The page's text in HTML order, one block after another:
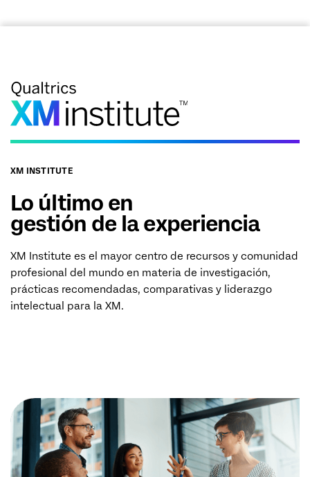
XM INSTITUTE
Lo último en
gestión de la experiencia
XM Institute es el mayor centro de recursos y comunidad
profesional del mundo en materia de investigación,
prácticas recomendadas, comparativas y liderazgo
intelectual para la XM.